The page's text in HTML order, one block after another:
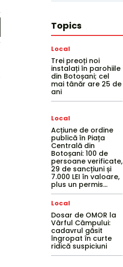
Topics
Local
Trei preoți noi
instalați în parohiile
din Botoșani; cel
mai tânăr are 25 de
ani
Local
Acțiune de ordine
publică în Piața
Centrală din
Botoșani: 100 de
persoane verificate,
29 de sancțiuni și
7.000 LEI în valoare,
plus un permis...
Local
Dosar de OMOR la
Vârful Câmpului:
cadavrul găsit
îngropat în curte
ridică suspiciuni